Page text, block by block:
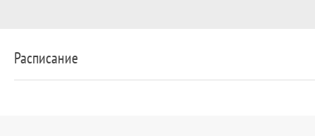
Расписание